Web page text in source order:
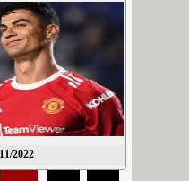
15/11/2022 -